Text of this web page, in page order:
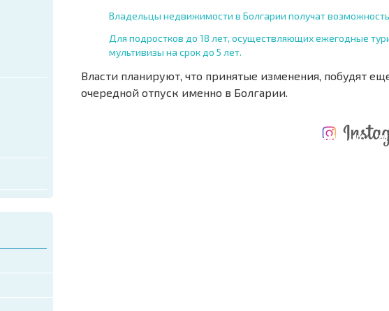
Владельцы недвижимости в Болгарии получат
Для подростков до 18 лет, осуществляющих ежегодные
мультивизы на срок до 5 лет.
Власти планируют, что принятые изменения, побудят
очередной отпуск именно в Болгарии.
INSTANDHALTUNG